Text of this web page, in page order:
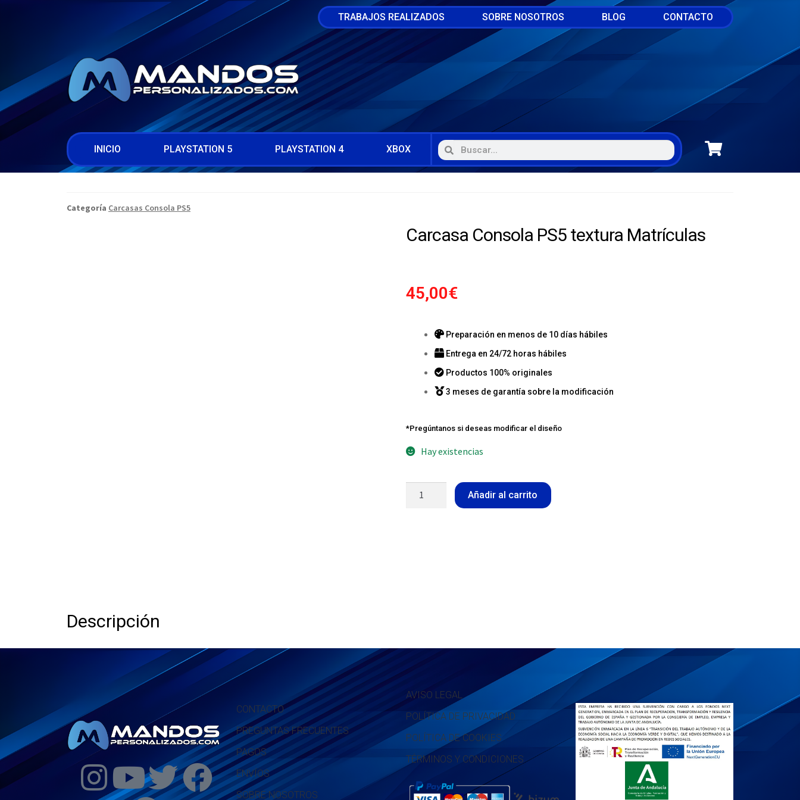
TRABAJOS REALIZADOS SOBRE NOSOTROS BLOG CONTACTO
INICIO PLAYSTATION 5 PLAYSTATION 4 XBOX
Categoría Carcasas Consola PS5
Carcasa Consola PS5 textura Matrículas
45,00€
Preparación en menos de 10 días hábiles
Entrega en 24/72 horas hábiles
Productos 100% originales
3 meses de garantía sobre la modificación
*Pregúntanos si deseas modificar el diseño
Hay existencias
Añadir al carrito
Descripción
CONTACTO
PREGUNTAS FRECUENTES
PAGOS
ENVÍOS
SOBRE NOSOTROS
AVISO LEGAL
POLÍTICA DE PRIVACIDAD
POLÍTICA DE COOKIES
TÉRMINOS Y CONDICIONES